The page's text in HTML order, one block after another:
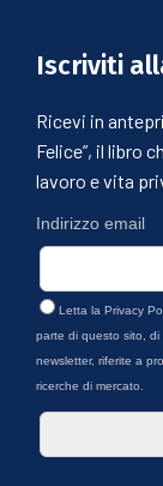
Iscriviti
Ricevi in
Felice”, il libro
lavoro e vita
Indirizzo email
Letta la Privacy
parte di questo sito, di
newsletter, riferite a
ricerche di mercato.